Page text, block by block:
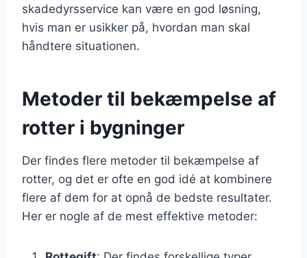
skadedyrsservice kan være en god løsning,
hvis man er usikker på, hvordan man skal
håndtere situationen.
Metoder til bekæmpelse af
rotter i bygninger
Der findes flere metoder til bekæmpelse af
rotter, og det er ofte en god idé at kombinere
flere af dem for at opnå de bedste resultater.
Her er nogle af de mest effektive metoder: